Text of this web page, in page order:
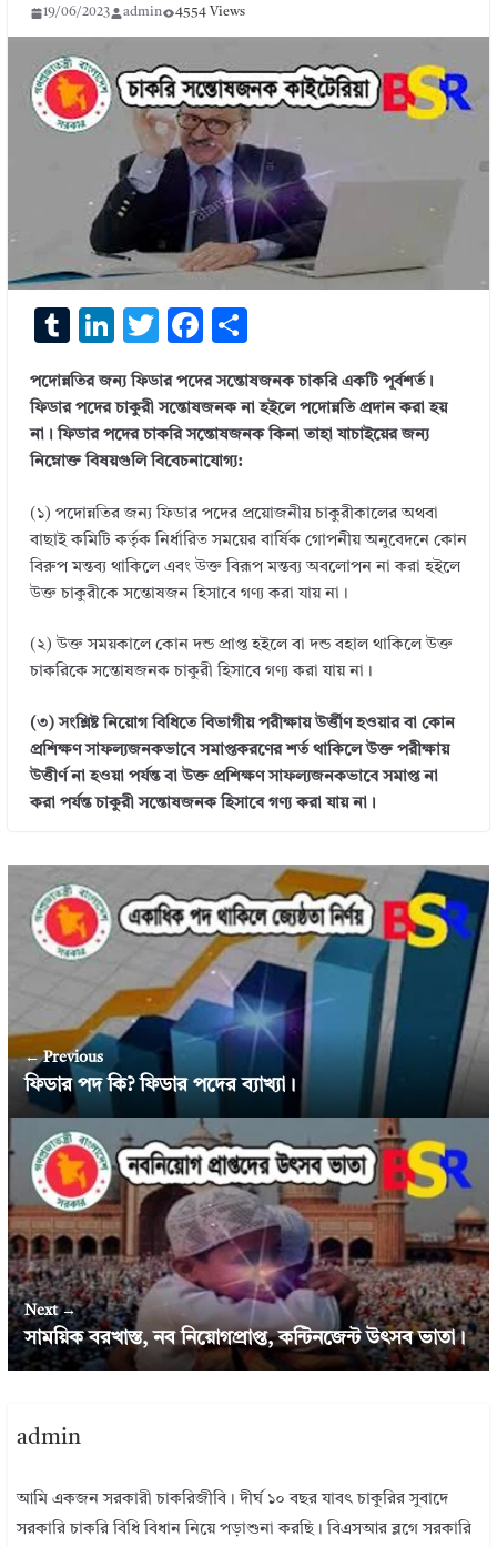
19/06/2023 admin 4554 Views
T
m
bl
r
Li
k
e
dI
n
T
it
te
r
F
e
b
o
o
k
ar
e
পদোন্নতির জন্য ফিডার পদের সন্তোষজনক চাকরি একটি পূর্বশর্ত।
ফিডার পদের চাকুরী সন্তোষজনক না হইলে পদোন্নতি প্রদান করা হয়
না। ফিডার পদের চাকরি সন্তোষজনক কিনা তাহা যাচাইয়ের জন্য
নিম্নোক্ত বিষয়গুলি বিবেচনাযোগ্য:
(১) পদোন্নতির জন্য ফিডার পদের প্রয়োজনীয় চাকুরীকালের অথবা
বাছাই কমিটি কর্তৃক নির্ধারিত সময়ের বার্ষিক গোপনীয় অনুবেদনে কোন
বিরুপ মন্তব্য থাকিলে এবং উক্ত বিরূপ মন্তব্য অবলোপন না করা হইলে
উক্ত চাকুরীকে সন্তোষজন হিসাবে গণ্য করা যায় না।
(২) উক্ত সময়কালে কোন দন্ড প্রাপ্ত হইলে বা দন্ড বহাল থাকিলে উক্ত
চাকরিকে সন্তোষজনক চাকুরী হিসাবে গণ্য করা যায় না।
(৩) সংশ্লিষ্ট নিয়োগ বিধিতে বিভাগীয় পরীক্ষায় উর্ত্তীণ হওয়ার বা কোন
প্রশিক্ষণ সাফল্যজনকভাবে সমাপ্তকরণের শর্ত থাকিলে উক্ত পরীক্ষায়
উত্তীর্ণ না হওয়া পর্যন্ত বা উক্ত প্রশিক্ষণ সাফল্যজনকভাবে সমাপ্ত না
করা পর্যন্ত চাকুরী সন্তোষজনক হিসাবে গণ্য করা যায় না।
← Previous
ফিডার পদ কি? ফিডার পদের ব্যাখ্যা।
Next →
সাময়িক বরখাস্ত, নব নিয়োগপ্রাপ্ত, কন্টিনজেন্ট উৎসব ভাতা।
admin
আমি একজন সরকারী চাকরিজীবি। দীর্ঘ ১০ বছর যাবৎ চাকুরির সুবাদে
সরকারি চাকরি বিধি বিধান নিয়ে পড়াশুনা করছি। বিএসআর ব্লগে সরকারি